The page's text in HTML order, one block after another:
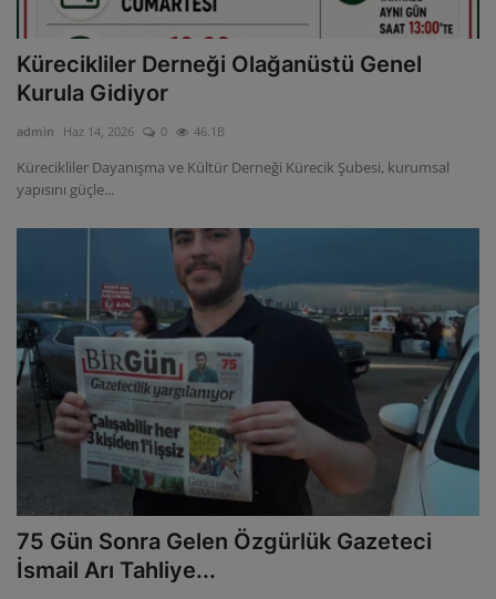
Kürecikliler Derneği Olağanüstü Genel
Kurula Gidiyor
admin Haz 14, 2026 0 46.1B
Kürecikliler Dayanışma ve Kültür Derneği Kürecik Şubesi, kurumsal
yapısını güçle...
75 Gün Sonra Gelen Özgürlük Gazeteci
İsmail Arı Tahliye...